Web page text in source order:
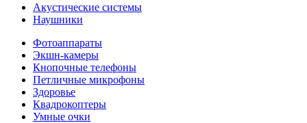
Акустические системы
Наушники
Фотоаппараты
Экшн-камеры
Кнопочные телефоны
Петличные микрофоны
Здоровье
Квадрокоптеры
Умные очки